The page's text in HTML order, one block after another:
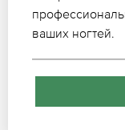
ваших ногтей.